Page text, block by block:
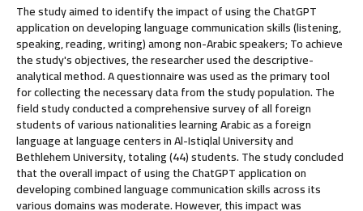
The study aimed to identify the impact of using the ChatGPT
application on developing language communication skills (listening,
speaking, reading, writing) among non-Arabic speakers; To achieve
the study's objectives, the researcher used the descriptive-
analytical method. A questionnaire was used as the primary tool
for collecting the necessary data from the study population. The
field study conducted a comprehensive survey of all foreign
students of various nationalities learning Arabic as a foreign
language at language centers in Al-Istiqlal University and
Bethlehem University, totaling (44) students. The study concluded
that the overall impact of using the ChatGPT application on
developing combined language communication skills across its
various domains was moderate. However, this impact was